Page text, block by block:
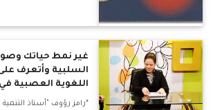
غير نمط حياتك
السلبية وأتعرف
اللغوية العصبية
*رامز رؤوف "أستاذ التنمية